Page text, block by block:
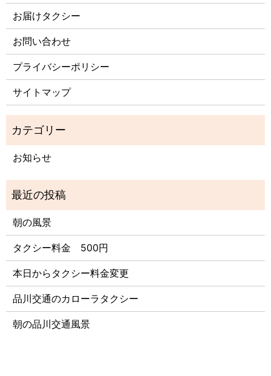
お届けタクシー
お問い合わせ
プライバシーポリシー
サイトマップ
お知らせ
朝の風景
タクシー料金 500円
本日からタクシー料金変更
品川交通のカローラタクシー
朝の品川交通風景